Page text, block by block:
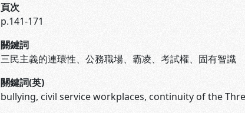
頁次
p.141-171
關鍵詞
三民主義的連環性、公務職場、霸凌、考試權、固有智識
關鍵詞(英)
bullying, civil service workplaces, continuity of the